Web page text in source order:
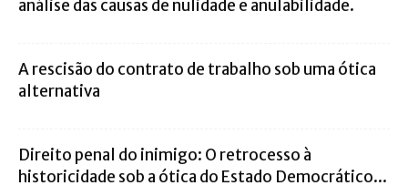
análise das causas de nulidade e anulabilidade.
A rescisão do contrato de trabalho sob uma ótica
alternativa
Direito penal do inimigo: O retrocesso à
historicidade sob a ótica do Estado Democrático...